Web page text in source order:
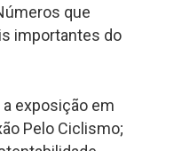
que
importantes do
exposição em
Pelo Ciclismo;